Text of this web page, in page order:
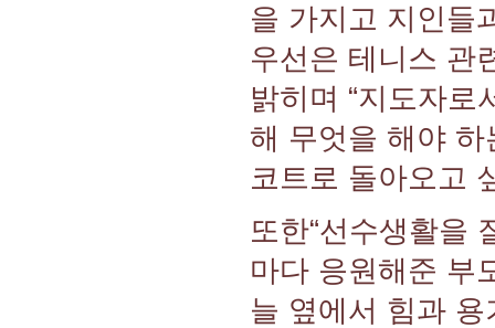
을 가지고 지인들
우선은 테니스 관
밝히며 “지도자
해 무엇을 해야
코트로 돌아오고
또한“선수생활을
마다 응원해준 부
늘 옆에서 힘과